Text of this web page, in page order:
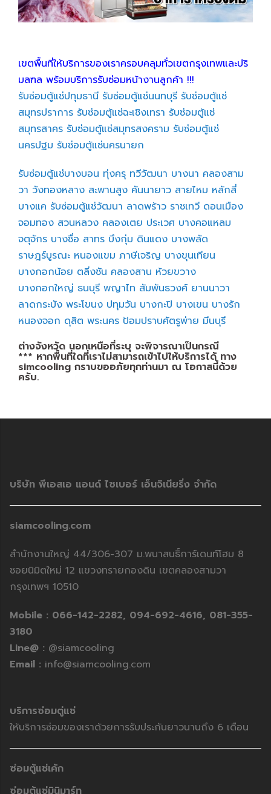
เขตพื้นที่ให้บริการของเราครอบคลุมทั่วเขตกรุงเทพและปริ
มลฑล พร้อมบริการรับซ่อมหน้างานลูกค้า !!!
รับซ่อมตู้แช่ปทุมธานี รับซ่อมตู้แช่นนทบุรี รับซ่อมตู้แช่
สมุทรปราการ รับซ่อมตู้แช่ฉะเชิงเทรา รับซ่อมตู้แช่
สมุทรสาคร รับซ่อมตู้แช่สมุทรสงคราม รับซ่อมตู้แช่
นครปฐม รับซ่อมตู้แช่นครนายก
รับซ่อมตู้แช่บางบอน ทุ่งครุ ทวีวัฒนา บางนา คลองสาม
วา วังทองหลาง สะพานสูง คันนายาว สายไหม หลักสี่
บางแค รับซ่อมตู้แช่วัฒนา ลาดพร้าว ราชเทวี ดอนเมือง
จอมทอง สวนหลวง คลองเตย ประเวศ บางคอแหลม
จตุจักร บางซื่อ สาทร บึงกุ่ม ดินแดง บางพลัด
ราษฎร์บูรณะ หนองแขม ภาษีเจริญ บางขุนเทียน
บางกอกน้อย ตลิ่งชัน คลองสาน ห้วยขวาง
บางกอกใหญ่ ธนบุรี พญาไท สัมพันธวงศ์ ยานนาวา
ลาดกระบัง พระโขนง ปทุมวัน บางกะปิ บางเขน บางรัก
หนองจอก ดุสิต พระนคร ป้อมปราบศัตรูพ่าย มีนบุรี
ต่างจังหวัด นอกเหนือที่ระบุ จะพิจารณาเป็นกรณี
*** หากพื้นที่ใดที่เราไม่สามารถเข้าไปให้บริการได้ ทาง
simcooling กราบขออภัยทุกท่านมา ณ โอกาสนี้ด้วย
ครับ.
บริษัท พีเอสเอ แอนด์ ไซเบอร์ เอ็นจิเนียริ่ง จำกัด
siamcooling.com
สำนักงานใหญ่ 44/306-307 ม.พนาสนธิ์การ์เดนท์โฮม 8
ซอยนิมิตใหม่ 12 แขวงทรายกองดิน เขตคลองสามวา
กรุงเทพฯ 10510
Mobile : 066-142-2282, 094-692-4616, 081-355-
3180
Line@ : @siamcooling
Email : info@siamcooling.com
บริการซ่อมตู่แช่
ให้บริการซ่อมของเราด้วยการรับประกันยาวนานถึง 6 เดือน
ซ่อมตู้แช่เค้ก
ซ่อมตู้แช่มินิมาร์ท